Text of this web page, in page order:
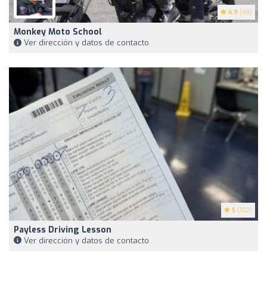
4.9 (49)
Monkey Moto School
Ver dirección y datos de contacto
5 (102)
Payless Driving Lesson
Ver dirección y datos de contacto